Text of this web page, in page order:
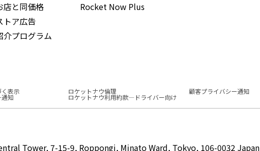
店と同価格
トア広告
介プログラム
Rocket Now Plus
表示 ロケットナウ倫理 顧客プライバシー通知
知 ロケットナウ利用約款―ドライバー向け
Tower, 7-15-9, Roppongi, Minato Ward, Tokyo, 106-0032 Japan